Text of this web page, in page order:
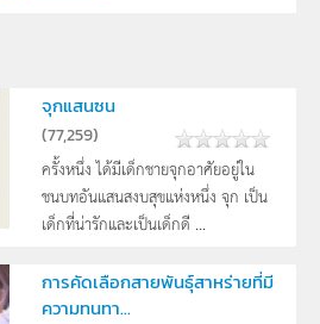
จุกแสนซน
(77,259)
ครั้งหนึ่ง ได้มีเด็กชายจุกอาศัยอยู่ใน
ชนบทอันแสนสงบสุขแห่งหนึ่ง จุก เป็น
เด็กที่น่ารักและเป็นเด็กดี ...
การคัดเลือกสายพันธุ์สาหร่ายที่มี
ความทนทา...